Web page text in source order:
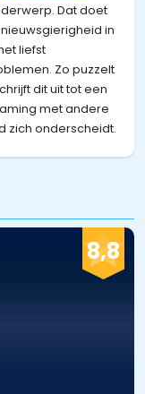
Dat doet
in
liefst
Zo puzzelt
dit uit tot een
met andere
zich onderscheidt.
8,8